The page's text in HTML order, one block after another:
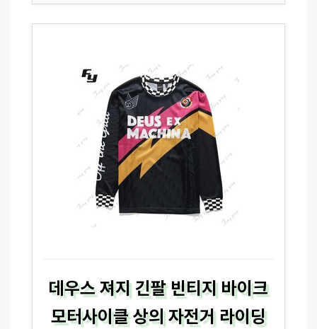
데우스 져지 긴팔 빈티지 바이크
모터사이클 상의 자전거 라이딩